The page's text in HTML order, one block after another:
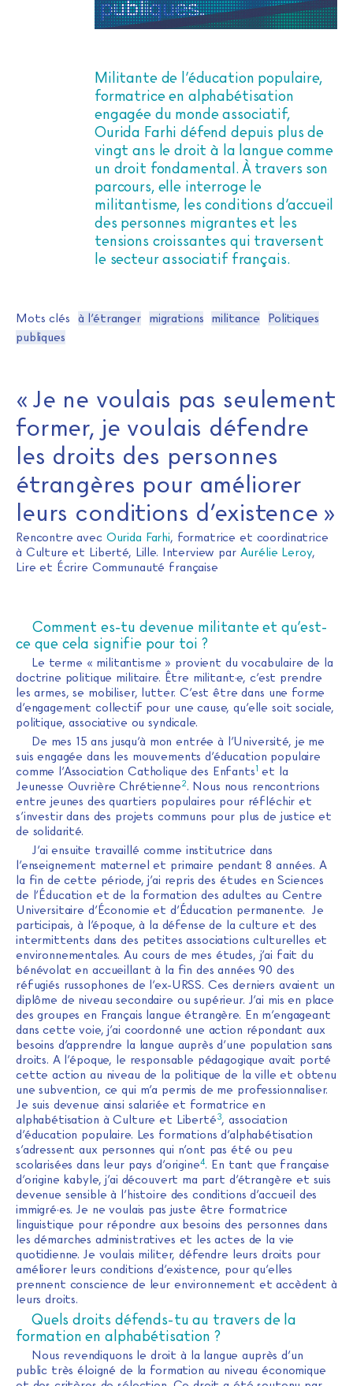
Militante de l’éducation populaire,
formatrice en alphabétisation
engagée du monde associatif,
Ourida Farhi défend depuis plus de
vingt ans le droit à la langue comme
un droit fondamental. À travers son
parcours, elle interroge le
militantisme, les conditions d’accueil
des personnes migrantes et les
tensions croissantes qui traversent
le secteur associatif français.
Mots clés à l’étranger migrations militance
Politiques
publiques
« Je ne voulais pas seulement
former, je voulais défendre
les droits des personnes
étrangères pour améliorer
leurs conditions d’existence »
Rencontre avec Ourida Farhi, formatrice et coordinatrice
à Culture et Liberté, Lille. Interview par Aurélie Leroy,
Lire et Écrire Communauté française
Comment es-tu devenue militante et qu’est-
ce que cela signifie pour toi ?
Le terme « militantisme » provient du vocabulaire de la
doctrine politique militaire. Être militant·e, c’est prendre
les armes, se mobiliser, lutter. C’est être dans une forme
d’engagement collectif pour une cause, qu’elle soit sociale,
politique, associative ou syndicale.
De mes 15 ans jusqu’à mon entrée à l’Université, je me
suis engagée dans les mouvements d’éducation populaire
comme l’Association Catholique des Enfants1 et la
Jeunesse Ouvrière Chrétienne2. Nous nous rencontrions
entre jeunes des quartiers populaires pour réfléchir et
s’investir dans des projets communs pour plus de justice et
de solidarité.
J’ai ensuite travaillé comme institutrice dans
l’enseignement maternel et primaire pendant 8 années. A
la fin de cette période, j’ai repris des études en Sciences
de l’Éducation et de la formation des adultes au Centre
Universitaire d’Économie et d’Éducation permanente. Je
participais, à l’époque, à la défense de la culture et des
intermittents dans des petites associations culturelles et
environnementales. Au cours de mes études, j’ai fait du
bénévolat en accueillant à la fin des années 90 des
réfugiés russophones de l’ex-URSS. Ces derniers avaient un
diplôme de niveau secondaire ou supérieur. J’ai mis en place
des groupes en Français langue étrangère. En m’engageant
dans cette voie, j’ai coordonné une action répondant aux
besoins d’apprendre la langue auprès d’une population sans
droits. A l’époque, le responsable pédagogique avait porté
cette action au niveau de la politique de la ville et obtenu
une subvention, ce qui m’a permis de me professionnaliser.
Je suis devenue ainsi salariée et formatrice en
alphabétisation à Culture et Liberté3, association
d’éducation populaire. Les formations d’alphabétisation
s’adressent aux personnes qui n’ont pas été ou peu
scolarisées dans leur pays d’origine4. En tant que française
d’origine kabyle, j’ai découvert ma part d’étrangère et suis
devenue sensible à l’histoire des conditions d’accueil des
immigré·es. Je ne voulais pas juste être formatrice
linguistique pour répondre aux besoins des personnes dans
les démarches administratives et les actes de la vie
quotidienne. Je voulais militer, défendre leurs droits pour
améliorer leurs conditions d’existence, pour qu’elles
prennent conscience de leur environnement et accèdent à
leurs droits.
Quels droits défends-tu au travers de la
formation en alphabétisation ?
Nous revendiquons le droit à la langue auprès d’un
public très éloigné de la formation au niveau économique